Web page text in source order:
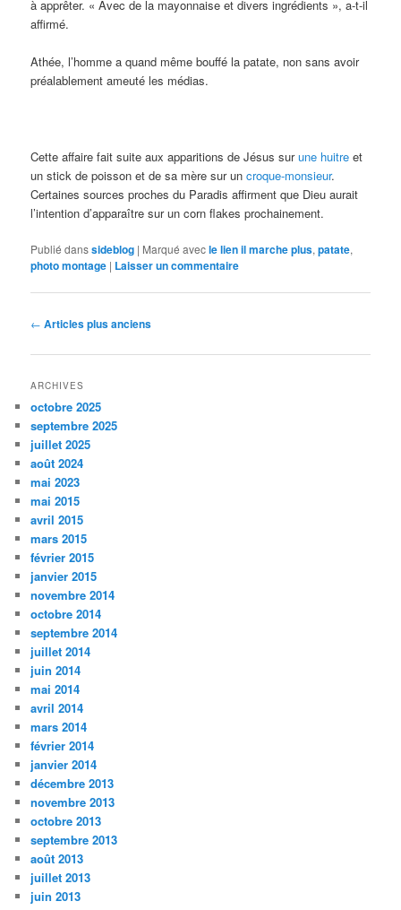
à apprêter. « Avec de la mayonnaise et divers ingrédients », a-t-il
affirmé.
Athée, l’homme a quand même bouffé la patate, non sans avoir
préalablement ameuté les médias.
Cette affaire fait suite aux apparitions de Jésus surune huitre et
un stick de poisson et de sa mère sur uncroque-monsieur.
Certaines sources proches du Paradis affirment que Dieu aurait
l’intention d’apparaître sur un corn flakes prochainement.
Publié danssideblog | Marqué avecle lien il marche plus,patate,
photo montage | Laisser un commentaire
Navigation
articles
← Articles plus anciens
ARCHIVES
octobre 2025
septembre 2025
juillet 2025
août 2024
mai 2023
mai 2015
avril 2015
mars 2015
février 2015
janvier 2015
novembre 2014
octobre 2014
septembre 2014
juillet 2014
juin 2014
mai 2014
avril 2014
mars 2014
février 2014
janvier 2014
décembre 2013
novembre 2013
octobre 2013
septembre 2013
août 2013
juillet 2013
juin 2013